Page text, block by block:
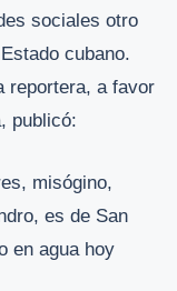
sociales otro
cubano.
reportera, a favor
publicó:
misógino,
es de San
en agua hoy